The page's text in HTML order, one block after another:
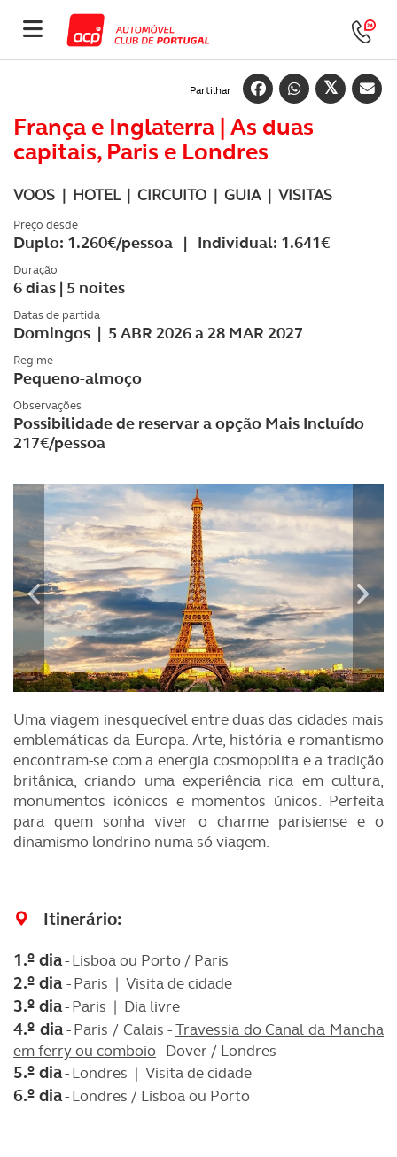
Partilhar
França e Inglaterra | As duas
capitais, Paris e Londres
VOOS | HOTEL | CIRCUITO | GUIA | VISITAS
Preço desde
Duplo: 1.260€/pessoa | Individual: 1.641€
Duração
6 dias | 5 noites
Datas de partida
Domingos | 5 ABR 2026 a 28 MAR 2027
Regime
Pequeno-almoço
Observações
Possibilidade de reservar a opção Mais Incluído
217€/pessoa
Uma viagem inesquecível entre duas das cidades mais
emblemáticas da Europa. Arte, história e romantismo
encontram-se com a energia cosmopolita e a tradição
britânica, criando uma experiência rica em cultura,
monumentos icónicos e momentos únicos. Perfeita
para quem sonha viver o charme parisiense e o
dinamismo londrino numa só viagem.
Itinerário:
1.º dia- Lisboa ou Porto / Paris
2.º dia- Paris | Visita de cidade
3.º dia- Paris | Dia livre
4.º dia- Paris / Calais -Travessia do Canal da Mancha
em ferry ou comboio- Dover / Londres
5.º dia- Londres | Visita de cidade
6.º dia- Londres / Lisboa ou Porto